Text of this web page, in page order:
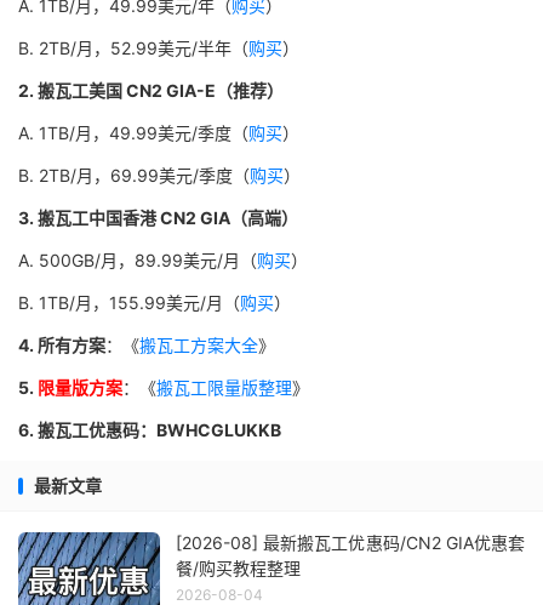
A. 1TB/月，49.99美元/年（购买）
B. 2TB/月，52.99美元/半年（购买）
2. 搬瓦工美国 CN2 GIA-E（推荐）
A. 1TB/月，49.99美元/季度（购买）
B. 2TB/月，69.99美元/季度（购买）
3. 搬瓦工中国香港 CN2 GIA（高端）
A. 500GB/月，89.99美元/月（购买）
B. 1TB/月，155.99美元/月（购买）
4. 所有方案：《搬瓦工方案大全》
5. 限量版方案：《搬瓦工限量版整理》
6. 搬瓦工优惠码：BWHCGLUKKB
最新文章
[2026-08] 最新搬瓦工优惠码/CN2 GIA优惠套
餐/购买教程整理
2026-08-04